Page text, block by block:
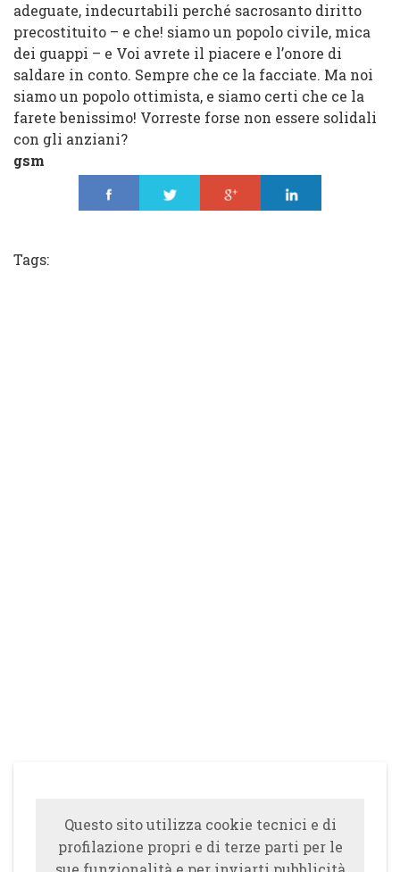
adeguate, indecurtabili perché sacrosanto diritto
precostituito – e che! siamo un popolo civile, mica
dei guappi – e Voi avrete il piacere e l’onore di
saldare in conto. Sempre che ce la facciate. Ma noi
siamo un popolo ottimista, e siamo certi che ce la
farete benissimo! Vorreste forse non essere solidali
con gli anziani?
gsm
Tags:
Questo sito utilizza cookie tecnici e di
profilazione propri e di terze parti per le